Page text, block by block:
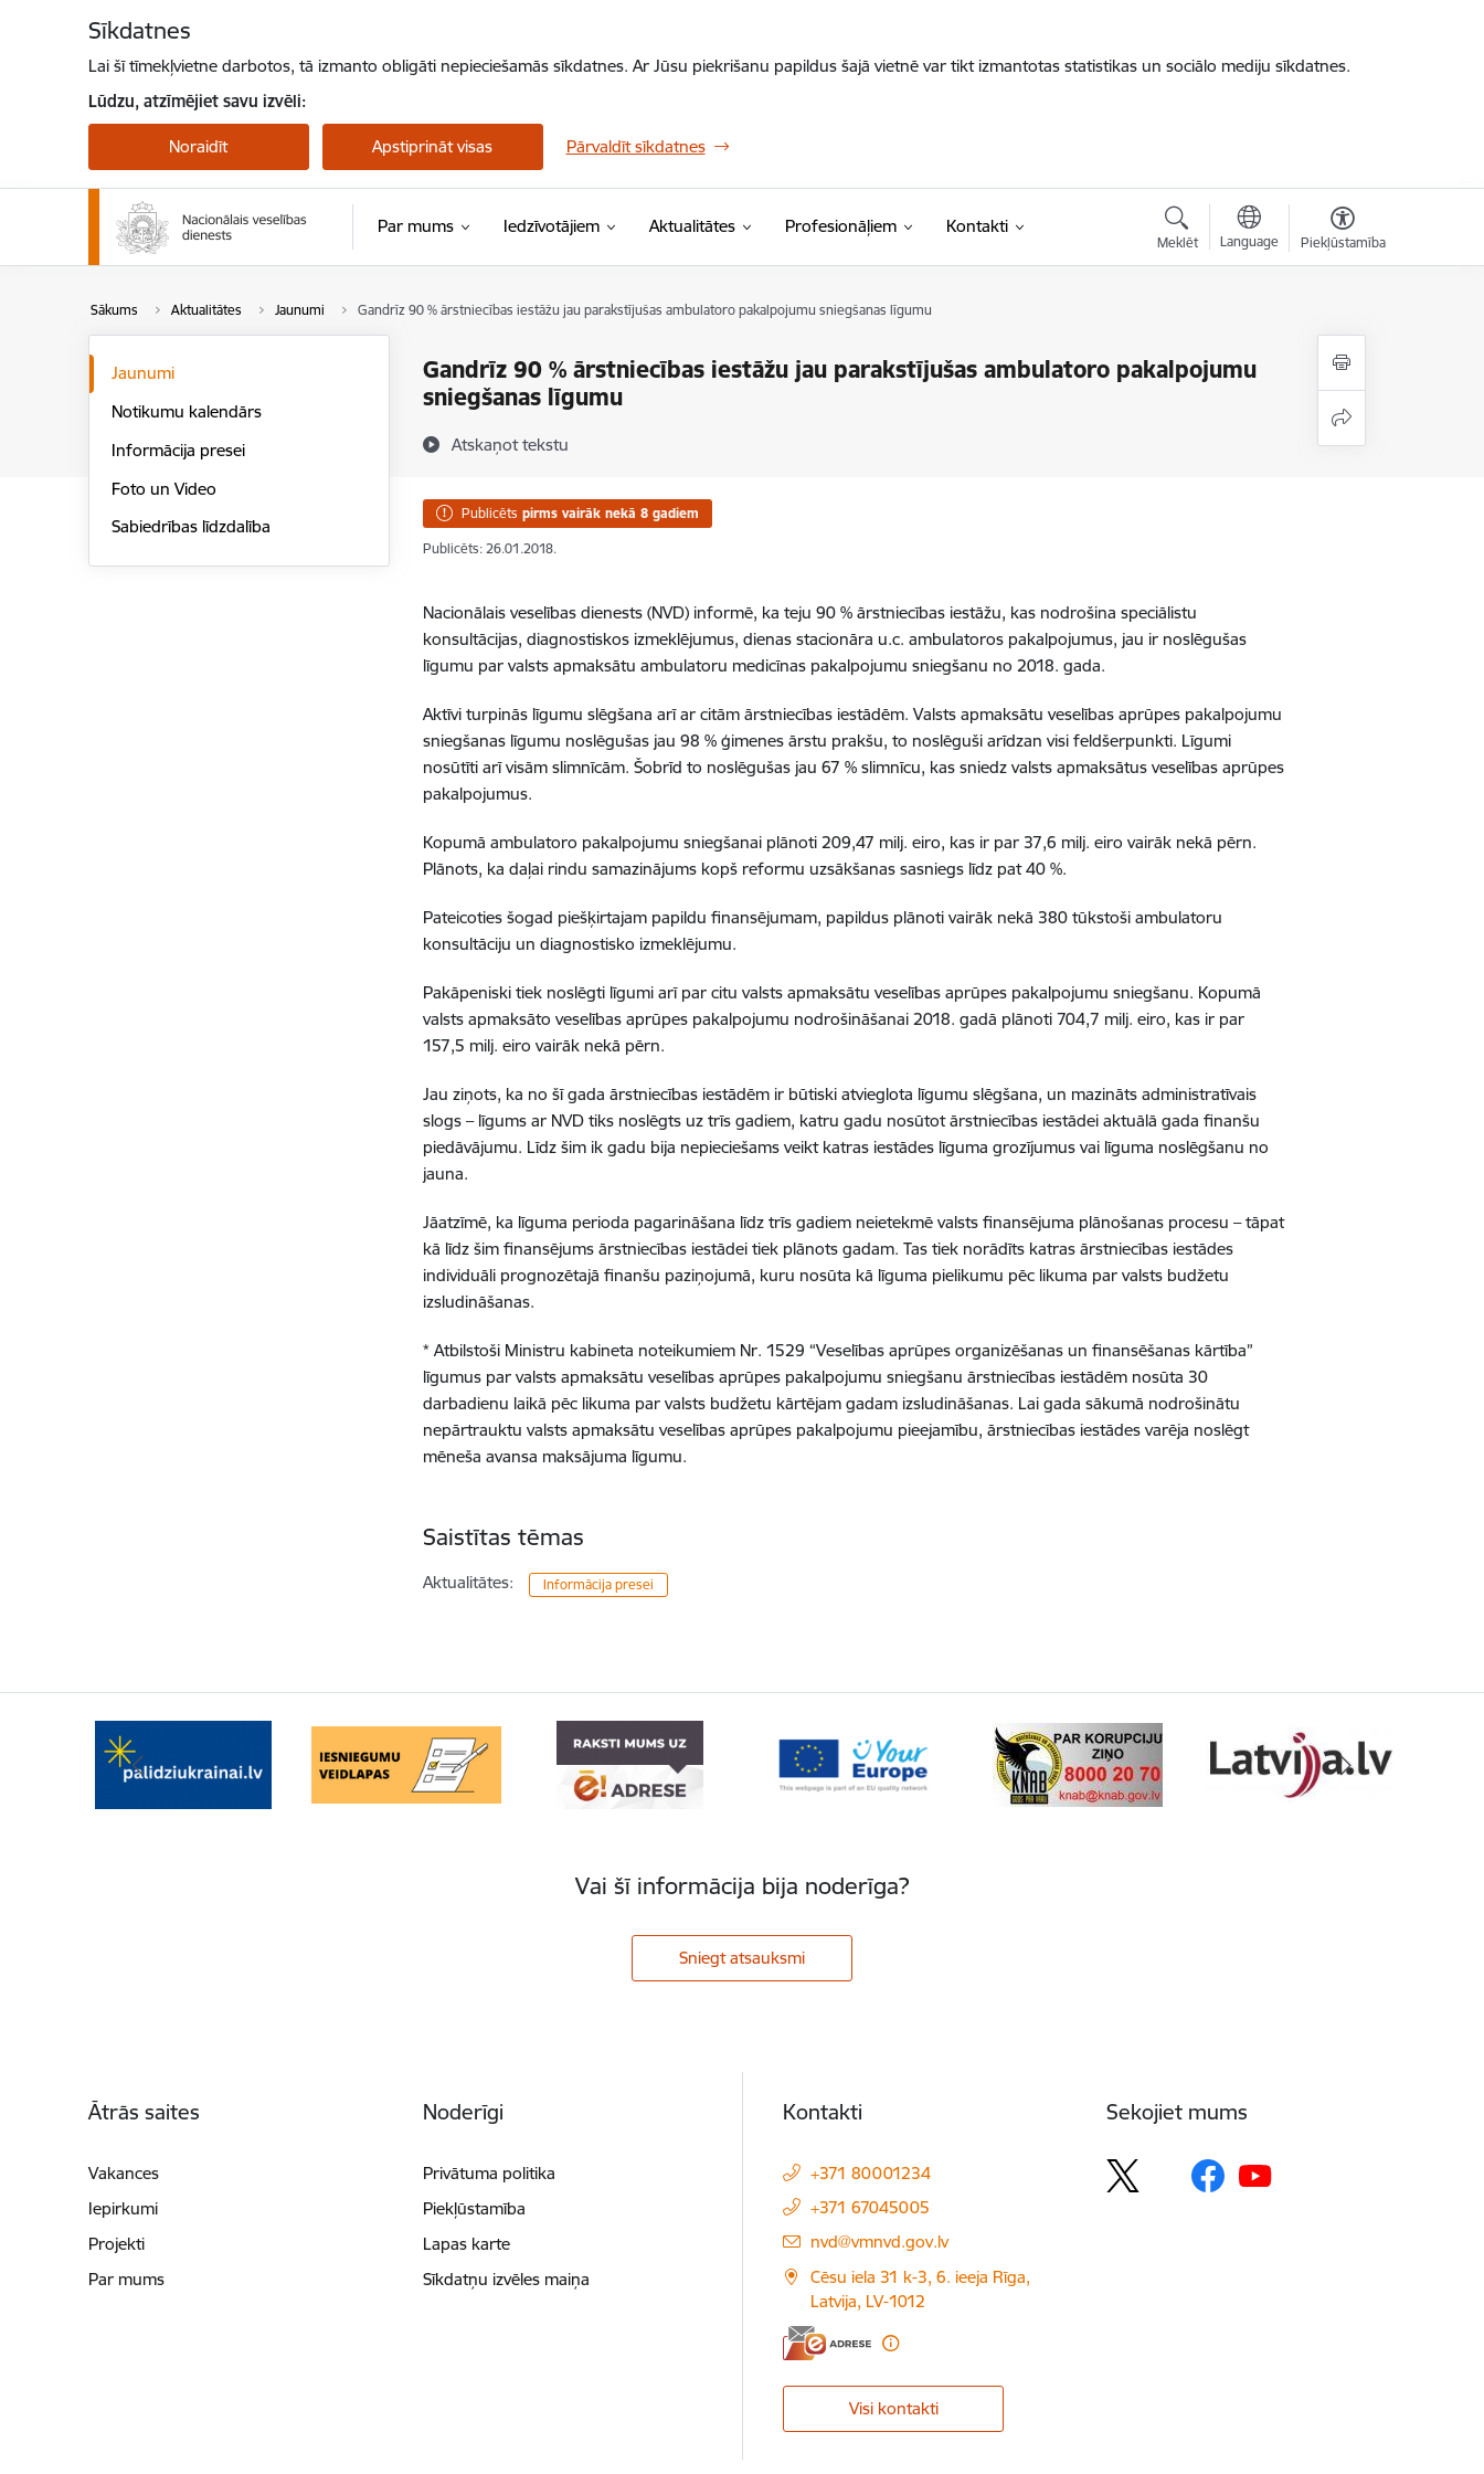
Sīkdatnes
Lai šī tīmekļvietne darbotos, tā izmanto obligāti nepieciešamās sīkdatnes. Ar Jūsu piekrišanu papildus šajā vietnē var tikt izmantotas statistikas un sociālo mediju sīkdatnes.
Lūdzu, atzīmējiet savu izvēli:
Noraidīt Apstiprināt visas Pārvaldīt sīkdatnes
Par mums Iedzīvotājiem Aktualitātes Profesionāļiem Kontakti
Meklēt Language Piekļūstamība
Sākums Aktualitātes Jaunumi Gandrīz 90 % ārstniecības iestāžu jau parakstījušas ambulatoro pakalpojumu sniegšanas līgumu
Gandrīz 90 % ārstniecības iestāžu jau parakstījušas ambulatoro pakalpojumu
sniegšanas līgumu
Atskaņot tekstu
Jaunumi
Notikumu kalendārs
Informācija presei
Foto un Video
Sabiedrības līdzdalība
Publicēts pirms vairāk nekā 8 gadiem
Publicēts: 26.01.2018.
Nacionālais veselības dienests (NVD) informē, ka teju 90 % ārstniecības iestāžu, kas nodrošina speciālistu
konsultācijas, diagnostiskos izmeklējumus, dienas stacionāra u.c. ambulatoros pakalpojumus, jau ir noslēgušas
līgumu par valsts apmaksātu ambulatoru medicīnas pakalpojumu sniegšanu no 2018. gada.
Aktīvi turpinās līgumu slēgšana arī ar citām ārstniecības iestādēm. Valsts apmaksātu veselības aprūpes pakalpojumu
sniegšanas līgumu noslēgušas jau 98 % ģimenes ārstu prakšu, to noslēguši arīdzan visi feldšerpunkti. Līgumi
nosūtīti arī visām slimnīcām. Šobrīd to noslēgušas jau 67 % slimnīcu, kas sniedz valsts apmaksātus veselības aprūpes
pakalpojumus.
Kopumā ambulatoro pakalpojumu sniegšanai plānoti 209,47 milj. eiro, kas ir par 37,6 milj. eiro vairāk nekā pērn.
Plānots, ka daļai rindu samazinājums kopš reformu uzsākšanas sasniegs līdz pat 40 %.
Pateicoties šogad piešķirtajam papildu finansējumam, papildus plānoti vairāk nekā 380 tūkstoši ambulatoru
konsultāciju un diagnostisko izmeklējumu.
Pakāpeniski tiek noslēgti līgumi arī par citu valsts apmaksātu veselības aprūpes pakalpojumu sniegšanu. Kopumā
valsts apmaksāto veselības aprūpes pakalpojumu nodrošināšanai 2018. gadā plānoti 704,7 milj. eiro, kas ir par
157,5 milj. eiro vairāk nekā pērn.
Jau ziņots, ka no šī gada ārstniecības iestādēm ir būtiski atvieglota līgumu slēgšana, un mazināts administratīvais
slogs – līgums ar NVD tiks noslēgts uz trīs gadiem, katru gadu nosūtot ārstniecības iestādei aktuālā gada finanšu
piedāvājumu. Līdz šim ik gadu bija nepieciešams veikt katras iestādes līguma grozījumus vai līguma noslēgšanu no
jauna.
Jāatzīmē, ka līguma perioda pagarināšana līdz trīs gadiem neietekmē valsts finansējuma plānošanas procesu – tāpat
kā līdz šim finansējums ārstniecības iestādei tiek plānots gadam. Tas tiek norādīts katras ārstniecības iestādes
individuāli prognozētajā finanšu paziņojumā, kuru nosūta kā līguma pielikumu pēc likuma par valsts budžetu
izsludināšanas.
* Atbilstoši Ministru kabineta noteikumiem Nr. 1529 “Veselības aprūpes organizēšanas un finansēšanas kārtība”
līgumus par valsts apmaksātu veselības aprūpes pakalpojumu sniegšanu ārstniecības iestādēm nosūta 30
darbadienu laikā pēc likuma par valsts budžetu kārtējam gadam izsludināšanas. Lai gada sākumā nodrošinātu
nepārtrauktu valsts apmaksātu veselības aprūpes pakalpojumu pieejamību, ārstniecības iestādes varēja noslēgt
mēneša avansa maksājuma līgumu.
Saistītas tēmas
Aktualitātes: Informācija presei
Vai šī informācija bija noderīga?
Sniegt atsauksmi
Ātrās saites
Vakances
Iepirkumi
Projekti
Par mums
Noderīgi
Privātuma politika
Piekļūstamība
Lapas karte
Sīkdatņu izvēles maiņa
Kontakti
+371 80001234
+371 67045005
E-pasts:
nvd@vmnvd.gov.lv
Cēsu iela 31 k-3, 6. ieeja Rīga,
Latvija, LV-1012
Visi kontakti
Sekojiet mums